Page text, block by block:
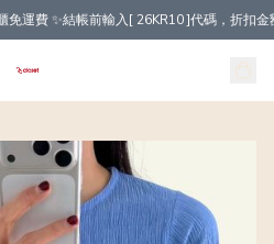
運費 ✨結帳前輸入[ 26KR10 ]代碼，折扣金